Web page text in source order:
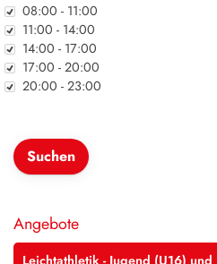
Zeit 08:00 - 11:00
11:00 - 14:00
14:00 - 17:00
17:00 - 20:00
20:00 - 23:00
Angebote